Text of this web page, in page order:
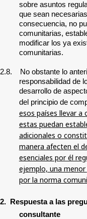
sobre asuntos
que sean
consecuencia, no
comunitarias,
modificar los ya
comunitarias.
2.8. No obstante lo
responsabilidad de
desarrollo de
del principio de
esos países llevar a
estas puedan
adicionales o
manera afecten el
esenciales por él
ejemplo, una
por la norma
2. Respuesta a las
consultante